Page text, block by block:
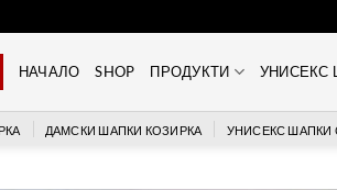
НАЧАЛО SHOP ПРОДУКТИ УНИСЕКС
ДАМСКИ ШАПКИ КОЗИРКА УНИСЕКС ШАПКИ